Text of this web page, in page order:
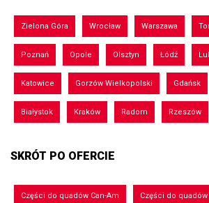
Zielona Góra Wrocław Warszawa
Poznań Opole Olsztyn Łódź
Katowice Gorzów Wielkopolski Gdańsk
Białystok Kraków Radom Rzeszów
SKRÓT PO OFERCIE
Części do quadów Can-Am Części do quadów